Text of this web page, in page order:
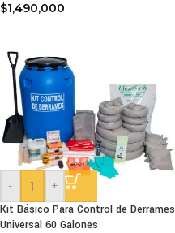
$1,490,000
-
+
Kit Básico Para Control de Derrames
Universal 60 Galones